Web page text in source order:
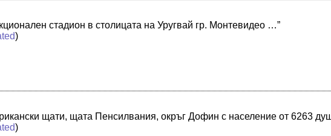
стадион в столицата на Уругвай гр. Монтевидео …”
)
щати, щата Пенсилвания, окръг Дофин с население от 6263
)